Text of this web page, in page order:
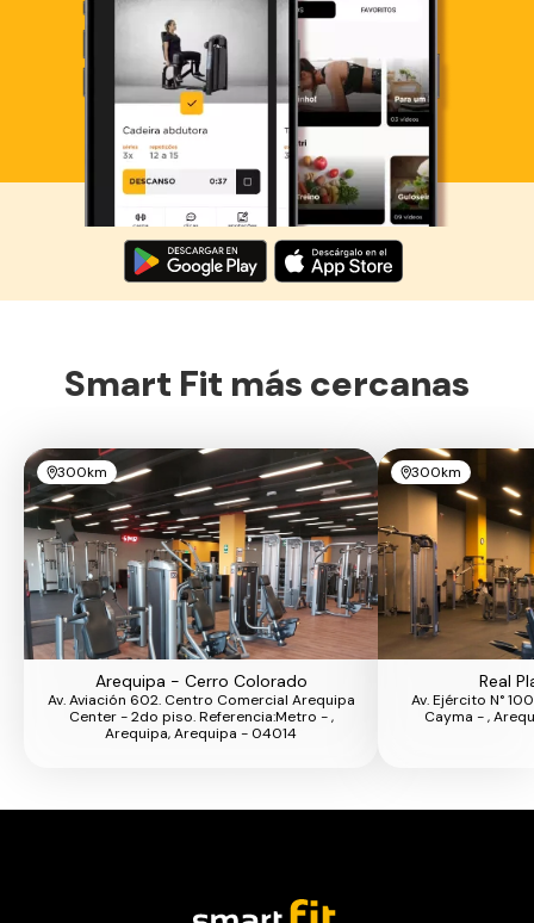
Descarga ahora lo Smart Fit App
Smart Fit más cercanas
300km
Arequipa - Cerro Colorado
Av. Aviación 602. Centro Comercial Arequipa
Center - 2do piso. Referencia:Metro - ,
Arequipa, Arequipa - 04014
300km
Real
Av. Ejército N°
Cayma - ,